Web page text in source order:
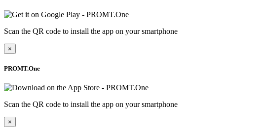
Scan the QR code to install the app on your smartphone
×
PROMT.One
Scan the QR code to install the app on your smartphone
×